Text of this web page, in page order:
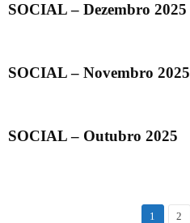
SOCIAL – Dezembro 2025
SOCIAL – Novembro 2025
SOCIAL – Outubro 2025
1 2